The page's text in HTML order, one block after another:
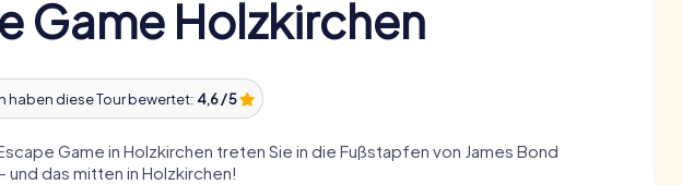
Game Holzkirchen
haben diese Tour bewertet: 4,6 / 5
Game in Holzkirchen treten Sie in die Fußstapfen von James Bond
und das mitten in Holzkirchen!